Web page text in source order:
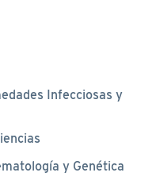
Infecciosas y
y Genética